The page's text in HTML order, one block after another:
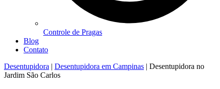
Controle de Pragas
Blog
Contato
Desentupidora | Desentupidora em Campinas | Desentupidora no
Jardim São Carlos